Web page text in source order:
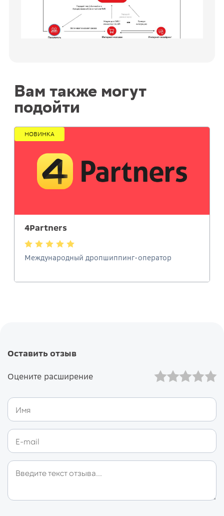
Вам также могут
подойти
НОВИНКА
4Partners
Международный дропшиппинг-оператор
Оставить отзыв
Оцените расширение